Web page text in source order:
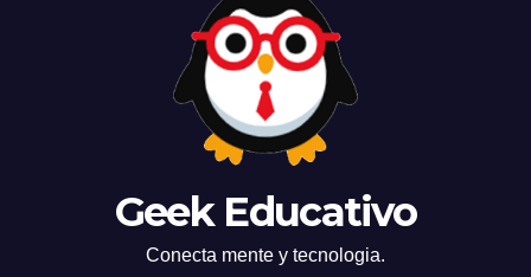
Geek Educativo
Conecta mente y tecnologia.